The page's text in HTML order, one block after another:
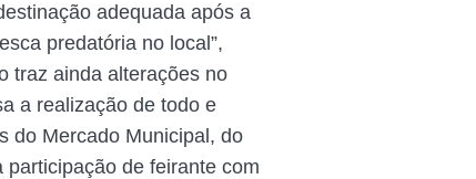
adequada após a
predatória no local”,
traz ainda alterações no
a realização de todo e
do Mercado Municipal, do
de feirante com